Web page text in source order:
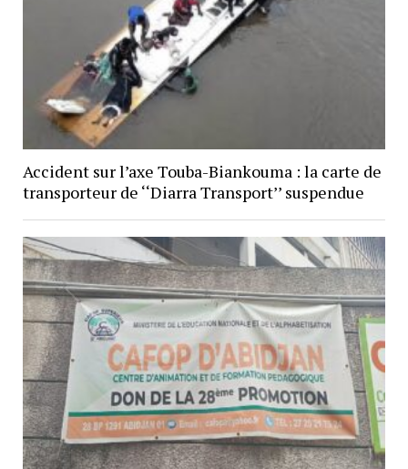
Accident sur l’axe Touba-Biankouma : la carte de
transporteur de ‘‘Diarra Transport’’ suspendue